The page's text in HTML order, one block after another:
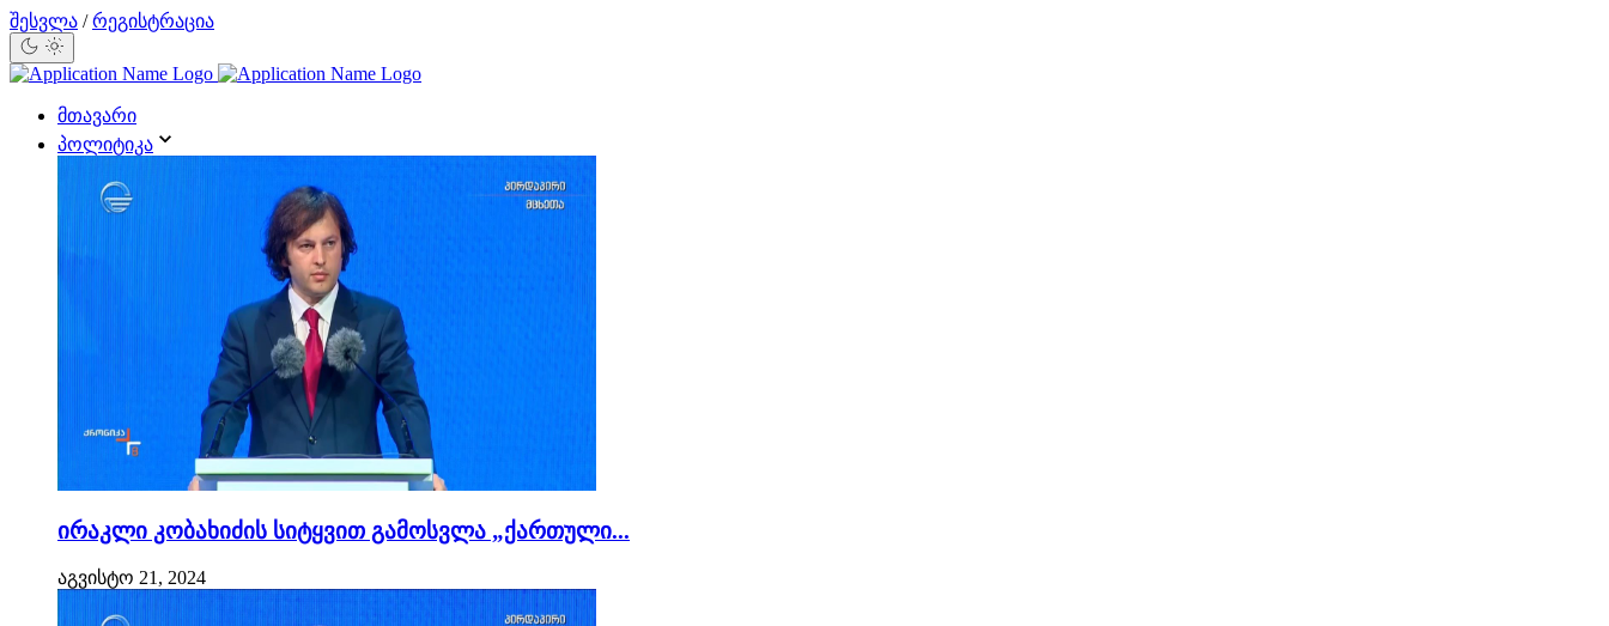
შესვლა / რეგისტრაცია
მთავარი
პოლიტიკა
ირაკლი კობახიძის სიტყვით გამოსვლა „ქართული...
აგვისტო 21, 2024